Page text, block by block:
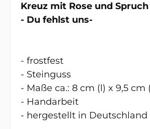
Kreuz mit Rose und Spruch
- Du fehlst uns-
- frostfest
- Steinguss
- Maße ca.: 8 cm (l) x 9,5 cm
- Handarbeit
- hergestellt in Deutschland